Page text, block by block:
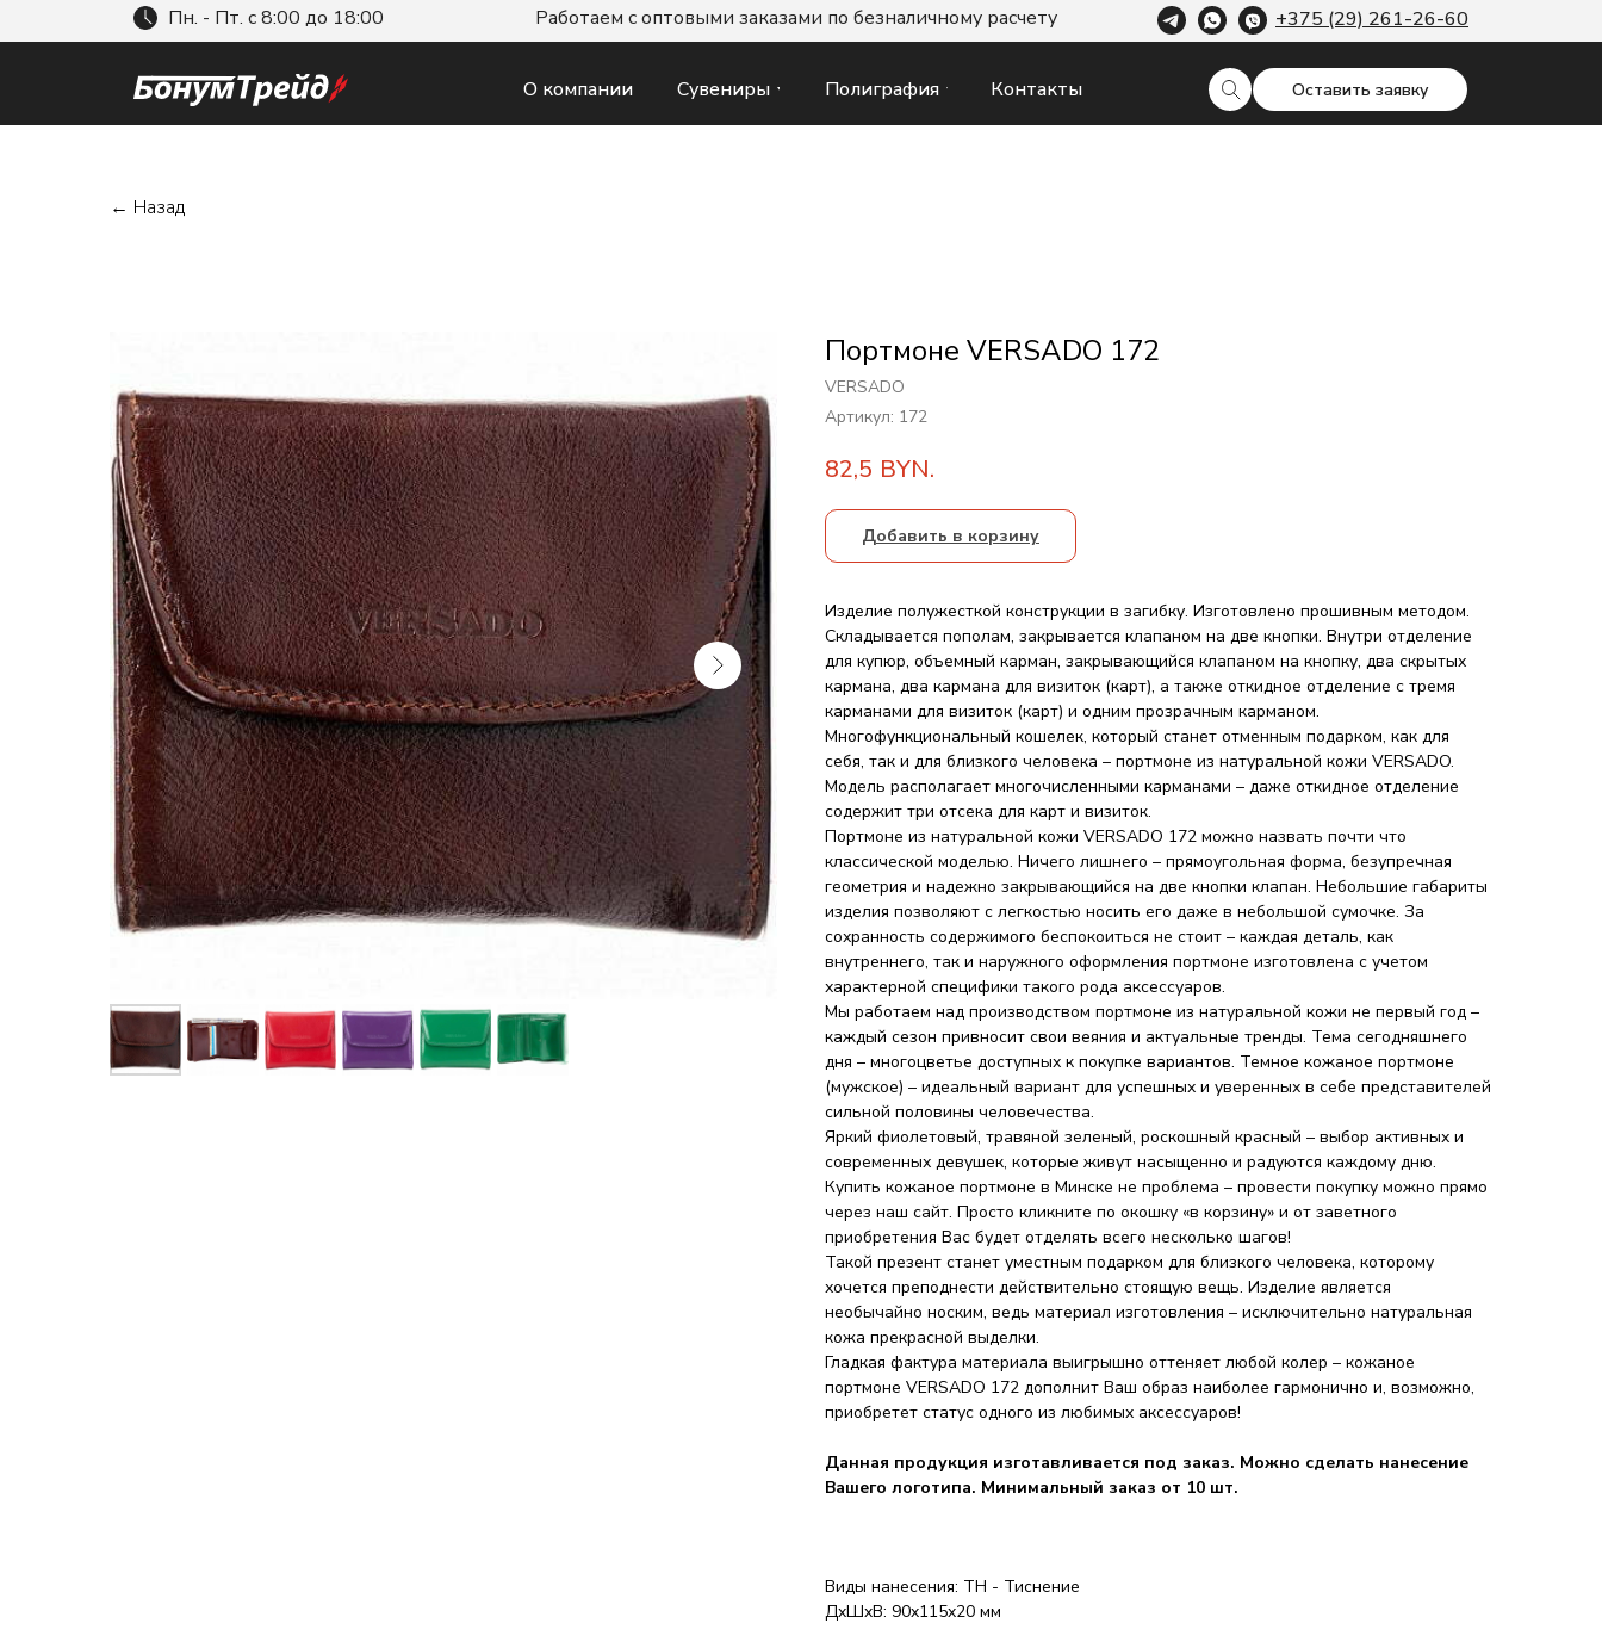
Оставить заявку
О компании Сувениры Полиграфия Контакты
Пн. - Пт. с 8:00 до 18:00 +375 (29) 261-26-60
Работаем с оптовыми заказами по безналичному расчету
← Назад
Портмоне VERSADO 172
VERSADO
Артикул: 172
82,5 BYN.
Добавить в корзину
Изделие полужесткой конструкции в загибку. Изготовлено прошивным методом.
Складывается пополам, закрывается клапаном на две кнопки. Внутри отделение
для купюр, объемный карман, закрывающийся клапаном на кнопку, два скрытых
кармана, два кармана для визиток (карт), а также откидное отделение с тремя
карманами для визиток (карт) и одним прозрачным карманом.
Многофункциональный кошелек, который станет отменным подарком, как для
себя, так и для близкого человека – портмоне из натуральной кожи VERSADO.
Модель располагает многочисленными карманами – даже откидное отделение
содержит три отсека для карт и визиток.
Портмоне из натуральной кожи VERSADO 172 можно назвать почти что
классической моделью. Ничего лишнего – прямоугольная форма, безупречная
геометрия и надежно закрывающийся на две кнопки клапан. Небольшие габариты
изделия позволяют с легкостью носить его даже в небольшой сумочке. За
сохранность содержимого беспокоиться не стоит – каждая деталь, как
внутреннего, так и наружного оформления портмоне изготовлена с учетом
характерной специфики такого рода аксессуаров.
Мы работаем над производством портмоне из натуральной кожи не первый год –
каждый сезон привносит свои веяния и актуальные тренды. Тема сегодняшнего
дня – многоцветье доступных к покупке вариантов. Темное кожаное портмоне
(мужское) – идеальный вариант для успешных и уверенных в себе представителей
сильной половины человечества.
Яркий фиолетовый, травяной зеленый, роскошный красный – выбор активных и
современных девушек, которые живут насыщенно и радуются каждому дню.
Купить кожаное портмоне в Минске не проблема – провести покупку можно прямо
через наш сайт. Просто кликните по окошку «в корзину» и от заветного
приобретения Вас будет отделять всего несколько шагов!
Такой презент станет уместным подарком для близкого человека, которому
хочется преподнести действительно стоящую вещь. Изделие является
необычайно носким, ведь материал изготовления – исключительно натуральная
кожа прекрасной выделки.
Гладкая фактура материала выигрышно оттеняет любой колер – кожаное
портмоне VERSADO 172 дополнит Ваш образ наиболее гармонично и, возможно,
приобретет статус одного из любимых аксессуаров!
Данная продукция изготавливается под заказ. Можно сделать нанесение
Вашего логотипа. Минимальный заказ от 10 шт.
Виды нанесения: ТН - Тиснение
ДxШxВ: 90x115x20 мм